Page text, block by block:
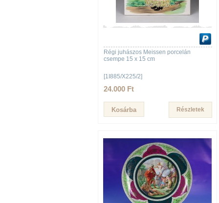
Régi juhászos Meissen porcelán
csempe 15 x 15 cm
[1I885/X225/2]
24.000 Ft
Részletek